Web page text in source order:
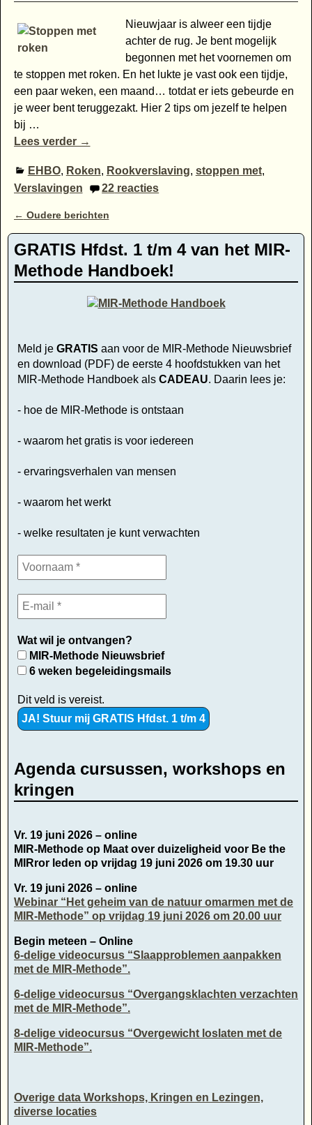
Nieuwjaar is alweer een tijdje
achter de rug. Je bent mogelijk
begonnen met het voornemen om
te stoppen met roken. En het lukte je vast ook een tijdje,
een paar weken, een maand… totdat er iets gebeurde en
je weer bent teruggezakt. Hier 2 tips om jezelf te helpen
bij …
Lees verder →
EHBO, Roken, Rookverslaving, stoppen met,
Verslavingen
22 reacties
Bericht navigatie
← Oudere berichten
GRATIS Hfdst. 1 t/m 4 van het MIR-
Methode Handboek!
Meld je GRATIS aan voor de MIR-Methode Nieuwsbrief
en download (PDF) de eerste 4 hoofdstukken van het
MIR-Methode Handboek als CADEAU. Daarin lees je:
- hoe de MIR-Methode is ontstaan
- waarom het gratis is voor iedereen
- ervaringsverhalen van mensen
- waarom het werkt
- welke resultaten je kunt verwachten
Wat wil je ontvangen?
MIR-Methode Nieuwsbrief
6 weken begeleidingsmails
Dit veld is vereist.
Agenda cursussen, workshops en
kringen
Vr. 19 juni 2026 – online
MIR-Methode op Maat over duizeligheid voor Be the
MIRror leden op vrijdag 19 juni 2026 om 19.30 uur
Vr. 19 juni 2026 – online
Webinar “Het geheim van de natuur omarmen met de
MIR-Methode” op vrijdag 19 juni 2026 om 20.00 uur
Begin meteen – Online
6-delige videocursus “Slaapproblemen aanpakken
met de MIR-Methode”.
6-delige videocursus “Overgangsklachten verzachten
met de MIR-Methode”.
8-delige videocursus “Overgewicht loslaten met de
MIR-Methode”.
Overige data Workshops, Kringen en Lezingen,
diverse locaties